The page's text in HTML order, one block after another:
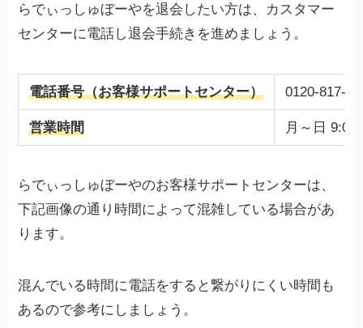
らでぃっしゅぼーやを退会したい方は、カスタマー
センターに電話し退会手続きを進めましょう。
電話番号（お客様サポートセンター） 0120-817-
営業時間 月～日 9:00
らでぃっしゅぼーやのお客様サポートセンターは、
下記画像の通り時間によって混雑している場合があ
ります。
混んでいる時間に電話をすると繋がりにくい時間も
あるので参考にしましょう。